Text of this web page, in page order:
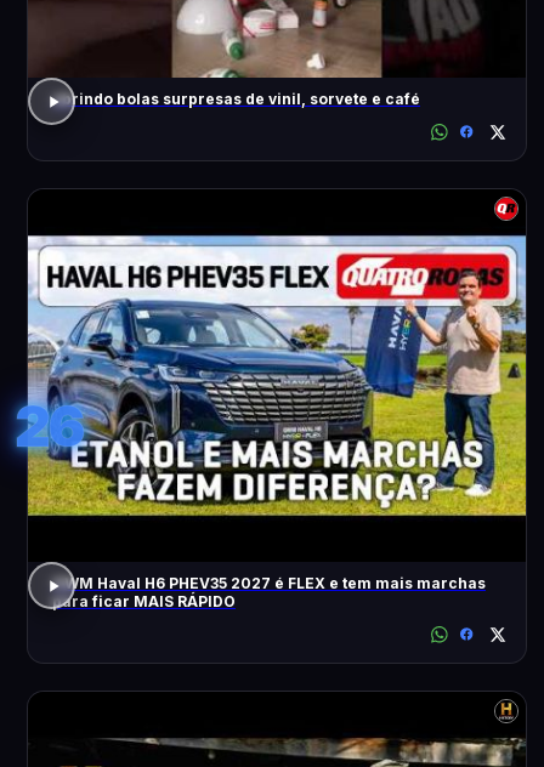
abrindo bolas surpresas de vinil, sorvete e café
26
GWM Haval H6 PHEV35 2027 é FLEX e tem mais marchas
para ficar MAIS RÁPIDO